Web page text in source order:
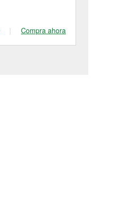
| Compra ahora